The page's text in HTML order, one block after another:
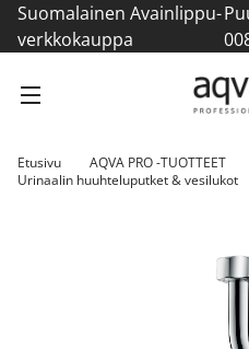
Suomalainen Avainlippu-
verkkokauppa
Etusivu AQVA PRO -TUOTTEET
Urinaalin huuhteluputket & vesilukot